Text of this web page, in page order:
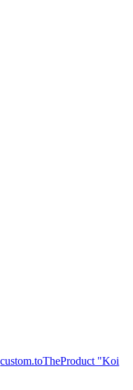
custom.toTheProduct "Koi